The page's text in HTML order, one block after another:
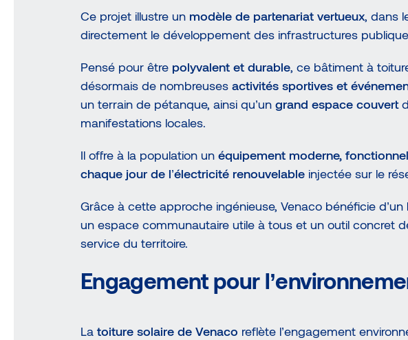
Ce projet illustre un modèle de partenariat vertueux, dans
directement le développement des infrastructures
Pensé pour être polyvalent et durable, ce bâtiment à
désormais de nombreuses activités sportives et
un terrain de pétanque, ainsi qu’un grand espace couvert
manifestations locales.
Il offre à la population un équipement moderne,
chaque jour de l’électricité renouvelable injectée sur le
Grâce à cette approche ingénieuse, Venaco bénéficie d’un
un espace communautaire utile à tous et un outil concret
service du territoire.
Engagement pour
La toiture solaire de Venaco reflète l’engagement